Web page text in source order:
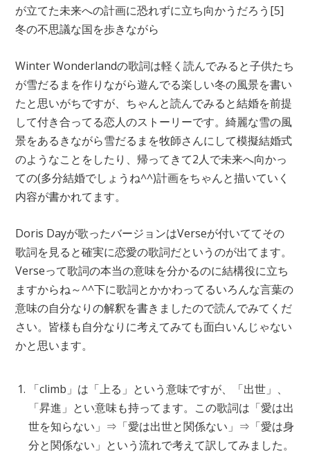
が立てた未来への計画に恐れずに立ち向かうだろう[5]
冬の不思議な国を歩きながら
Winter Wonderlandの歌詞は軽く読んでみると子供たち
が雪だるまを作りながら遊んでる楽しい冬の風景を書い
たと思いがちですが、ちゃんと読んでみると結婚を前提
して付き合ってる恋人のストーリーです。綺麗な雪の風
景をあるきながら雪だるまを牧師さんにして模擬結婚式
のようなことをしたり、帰ってきて2人で未来へ向かっ
ての(多分結婚でしょうね^^)計画をちゃんと描いていく
内容が書かれてます。
Doris Dayが歌ったバージョンはVerseが付いててその
歌詞を見ると確実に恋愛の歌詞だというのが出てます。
Verseって歌詞の本当の意味を分かるのに結構役に立ち
ますからね～^^下に歌詞とかかわってるいろんな言葉の
意味の自分なりの解釈を書きましたので読んでみてくだ
さい。皆様も自分なりに考えてみても面白いんじゃない
かと思います。
「climb」は「上る」という意味ですが、「出世」、
「昇進」とい意味も持ってます。この歌詞は「愛は出
世を知らない」⇒「愛は出世と関係ない」⇒「愛は身
分と関係ない」という流れで考えて訳してみました。